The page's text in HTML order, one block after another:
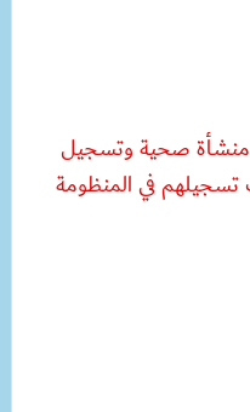
السبكي: الإنتهاء من إعتماد 23 منشأة صحية وتسجيل